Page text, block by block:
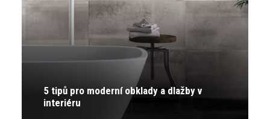
5 tipů pro moderní obklady a dlažby v
interiéru